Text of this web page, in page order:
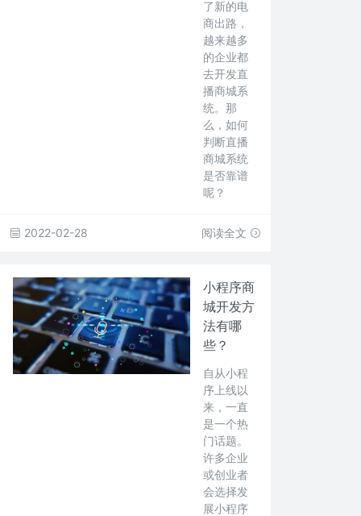
了新的电
商出路，
越来越多
的企业都
去开发直
播商城系
统。那
么，如何
判断直播
商城系统
是否靠谱
呢？
2022-02-28 阅读全文
小程序商
城开发方
法有哪
些？
自从小程
序上线以
来，一直
是一个热
门话题。
许多企业
或创业者
会选择发
展小程序